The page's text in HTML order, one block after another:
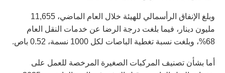
وبلغ الإنفاق الرأسمالي للهيئة خلال العام الماضي، 11,655
مليون دينار، فيما بلغت درجة الرضا عن خدمات النقل العام
68%، وبلغت نسبة تغطية الباصات لكل 1000 نسمة، 0.52 باص.
أما بشأن تصنيف المركبات الصغيرة المرخصة للعمل على